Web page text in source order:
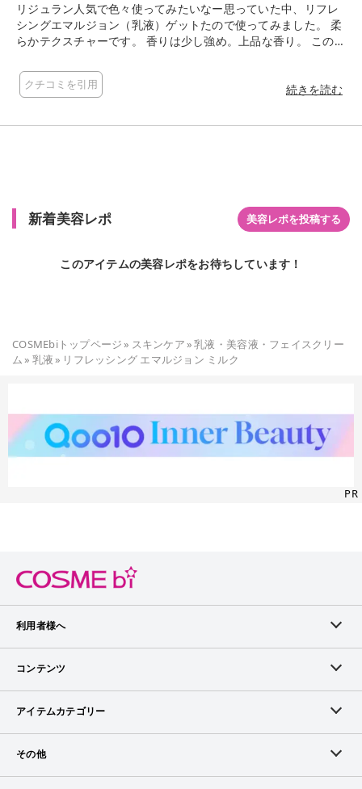
リジュラン人気で色々使ってみたいなー思っていた中、リフレ
シングエマルジョン（乳液）ゲットたので使ってみました。 柔
らかテクスチャーです。 香りは少し強め。上品な香り。 このエ
使ったc-pdrnが乾燥により疲れた肌のコンディションを上げ、
健康肌へ導いてくれるみたい。 オフィスの冷房で夏も毎年乾燥
ないのでしっかりとホームケアに取り入れていきたいアイテム
クチコミを引用 続きを読む
新着美容レポ 美容レポを投稿する
このアイテムの美容レポをお待ちしています！
COSMEbiトップページ» スキンケア»乳液・美容液・フェイスクリー
ム» 乳液» リフレッシング エマルジョン ミルク
PR
利用者様へ
メンバーログイン
メンバー会員について
アイテム掲載リクエスト
コンテンツ
ランキング
ブランドから探す
アイテムカテゴリー
スキンケア
その他